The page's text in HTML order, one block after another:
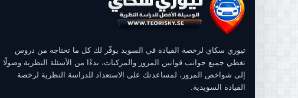
تيوري سكاي لرخصة القيادة في السويد يوفّر لك كل ما تحتاجه من دروس
تغطي جميع جوانب قوانين المرور والمركبات، بدءًا من الأسئلة النظرية وصولًا
إلى شواخص المرور، لمساعدتك على الاستعداد للدراسة النظرية لرخصة
القيادة السويدية.